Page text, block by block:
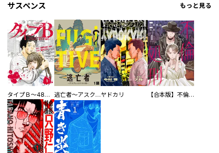
サスペンス もっと見る
タイプＢ～48時間後、致死率100％～【単話】 逃亡者～アスクレピオスの杖～ヤドカリ 【合本版】不倫処刑